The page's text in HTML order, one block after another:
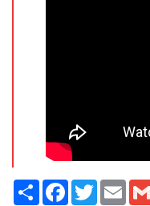
Share Facebook
Twitter